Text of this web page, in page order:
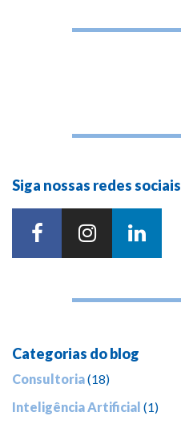
Siga nossas redes sociais
Categorias do blog
Consultoria(18)
Inteligência Artificial (1)